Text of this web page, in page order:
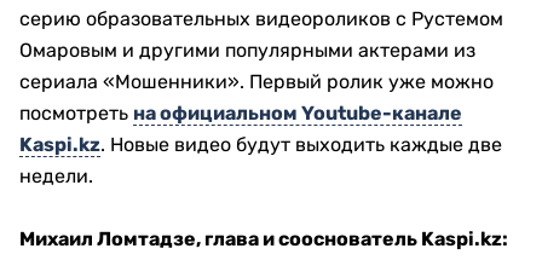
серию образовательных видеороликов с Рустемом
Омаровым и другими популярными актерами из
сериала «Мошенники». Первый ролик уже можно
посмотреть на официальном Youtube-канале
Kaspi.kz. Новые видео будут выходить каждые две
недели.
Михаил Ломтадзе, глава и сооснователь Kaspi.kz: